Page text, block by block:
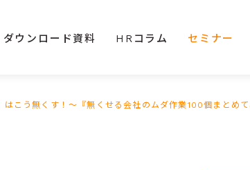
ダウンロード資料 HRコラム セミナー
はこう無くす！～『無くせる会社のムダ作業100個まとめ